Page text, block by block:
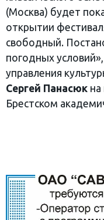
(Москва) будет
открытии
свободный.
погодных
управления
Сергей Панасюк на
Брестском